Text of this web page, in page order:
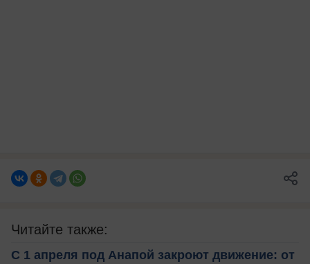
Читайте также:
С 1 апреля под Анапой закроют движение: от